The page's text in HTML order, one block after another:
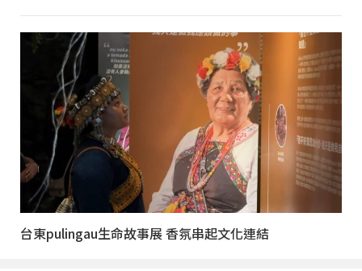
台東pulingau生命故事展 香氛串起文化連結